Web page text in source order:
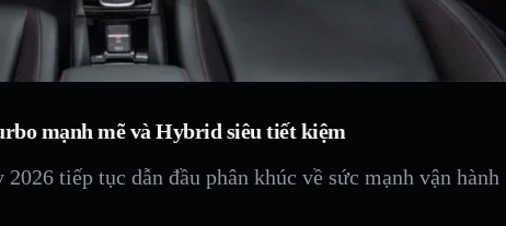
mạnh mẽ và Hybrid siêu tiết kiệm
tiếp tục dẫn đầu phân khúc về sức mạnh vận hành